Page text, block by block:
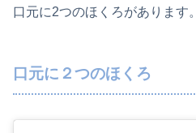
口元に2つのほくろがあります。
口元に２つのほくろ